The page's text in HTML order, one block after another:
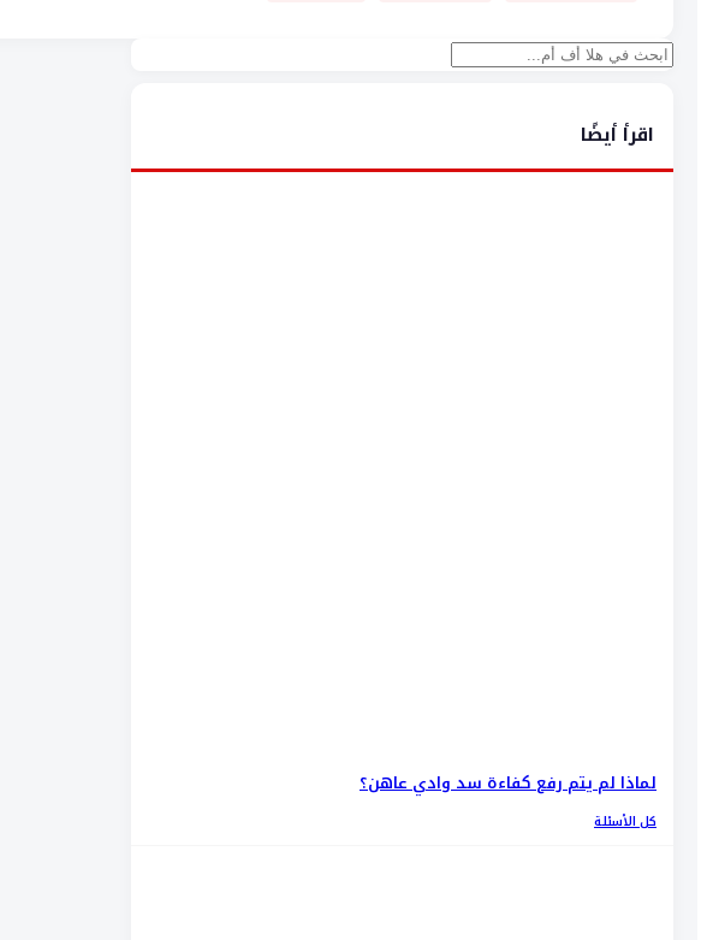
بحث
اقرأ أيضًا
لماذا لم يتم رفع كفاءة سد وادي عاهن؟
كل الأسئلة